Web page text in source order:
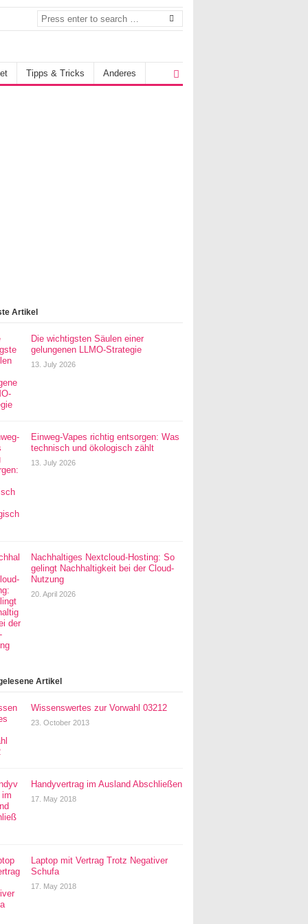
Tipps & Tricks Anderes
Artikel
Die wichtigsten Säulen einer
gelungenen LLMO-Strategie
13. July 2026
Einweg-Vapes richtig entsorgen: Was
technisch und ökologisch zählt
13. July 2026
Nachhaltiges Nextcloud-Hosting: So
gelingt Nachhaltigkeit bei der Cloud-
Nutzung
20. April 2026
Artikel
Wissenswertes zur Vorwahl 03212
23. October 2013
Handyvertrag im Ausland Abschließen
17. May 2018
Laptop mit Vertrag Trotz Negativer
Schufa
17. May 2018